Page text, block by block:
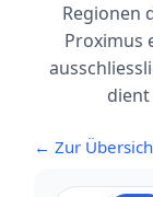
Regionen
Proximus
← Zur